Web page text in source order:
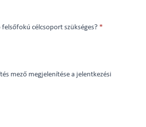
célcsoport szükséges? *
mező megjelenítése a jelentkezési